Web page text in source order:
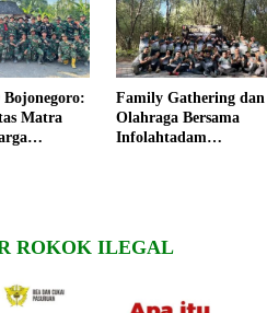
Matra
Family Gathering dan
Olahraga Bersama
Infolahtadam
ROKOK ILEGAL